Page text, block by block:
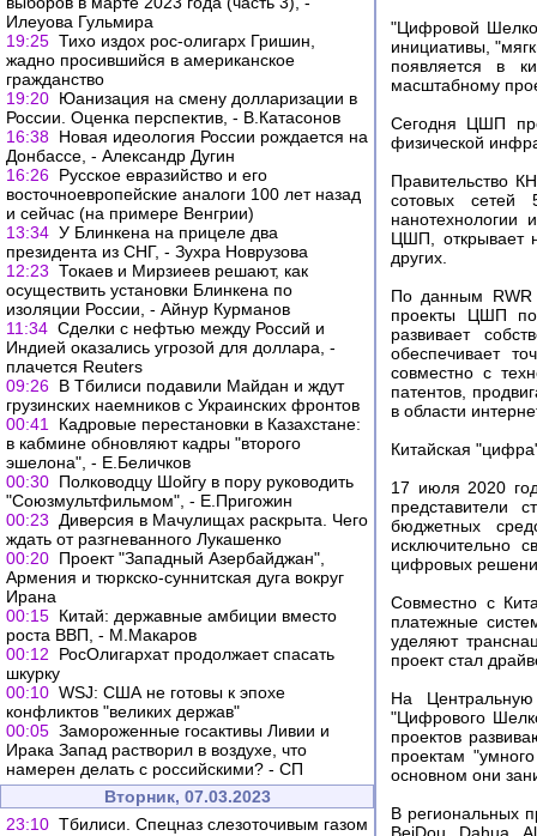
Илеуова Гульмира
19:25 Тихо издох рос-олигарх Гришин,
жадно просившийся в американское
гражданство
19:20 Юанизация на смену долларизации в
России. Оценка перспектив, - В.Катасонов
16:38 Новая идеология России рождается на
Донбассе, - Александр Дугин
16:26 Русское евразийство и его
восточноевропейские аналоги 100 лет назад
и сейчас (на примере Венгрии)
13:34 У Блинкена на прицеле два
президента из СНГ, - Зухра Новрузова
12:23 Токаев и Мирзиеев решают, как
осуществить установки Блинкена по
изоляции России, - Айнур Курманов
11:34 Сделки с нефтью между Россий и
Индией оказались угрозой для доллара, -
плачется Reuters
09:26 В Тбилиси подавили Майдан и ждут
грузинских наемников с Украинских фронтов
00:41
Кадровые перестановки в Казахстане:
в кабмине обновляют кадры "второго
эшелона", - Е.Беличков
00:30 Полководцу Шойгу в пору руководить
"Союзмультфильмом", - Е.Пригожин
00:23
Диверсия в Мачулищах раскрыта. Чего
ждать от разгневанного Лукашенко
00:20 Проект "Западный Азербайджан",
Армения и тюркско-суннитская дуга вокруг
Ирана
00:15 Китай: державные амбиции вместо
роста ВВП, - М.Макаров
00:12
РосОлигархат продолжает спасать
шкурку
00:10 WSJ: США не готовы к эпохе
конфликтов "великих держав"
00:05 Замороженные госактивы Ливии и
Ирака Запад растворил в воздухе, что
намерен делать с российскими? - СП
Вторник, 07.03.2023
23:10 Тбилиси. Спецназ слезоточивым газом
"Цифровой
инициативы,
появляется в
масштабному
Сегодня ЦШП
физической
Правительство
сотовых сетей
ЦШП, открывает
других.
По данным RWR
проекты ЦШП по
развивает
обеспечивает
совместно с
патентов,
в области
Китайская
17 июля 2020
представители
бюджетных
исключительно
цифровых
Совместно с
платежные
уделяют
проект стал
На
"Цифрового
проектов
проектам
основном они
В региональных